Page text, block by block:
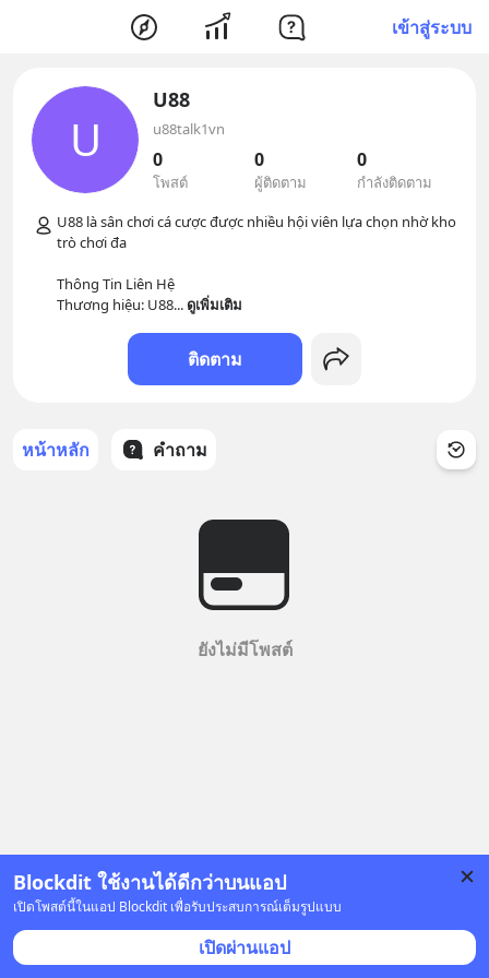
เข้าสู่ระบบ
Blockdit ใช้งานได้ดีกว่าบนแอป
เปิดโพสต์นี้ในแอป Blockdit เพื่อรับประสบการณ์เต็มรูปแบบ
เปิดผ่านแอป
U
U88
u88talk1vn
0
โพสต์
0
ผู้ติดตาม
0
กำลังติดตาม
U88 là sân chơi cá cược được nhiều hội viên lựa chọn nhờ kho
trò chơi đa
Thông Tin Liên Hệ
Thương hiệu: U88... ดูเพิ่มเติม
ติดตาม
หน้าหลัก คำถาม
ยังไม่มีโพสต์